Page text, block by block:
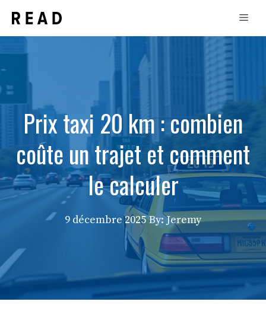
contenu
Prix taxi 20 km : combien
coûte un trajet et comment
le calculer
9 décembre 2025 By: Jeremy